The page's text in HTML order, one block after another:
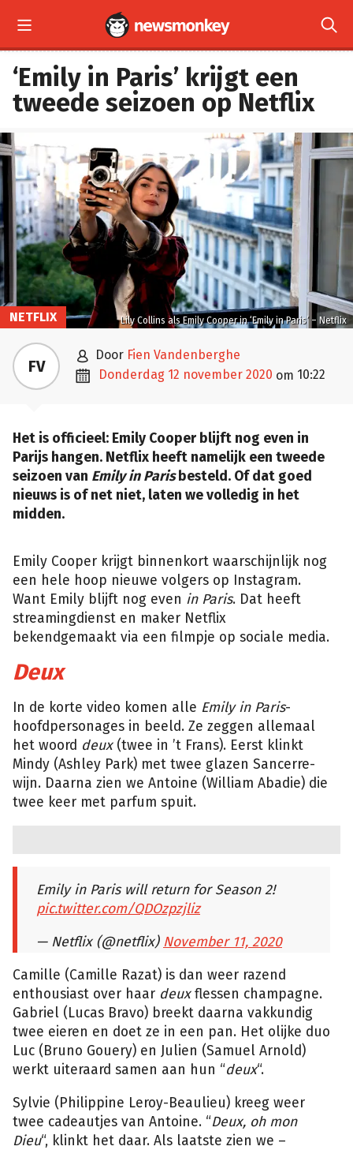
 
‘Emily in Paris’ krijgt een
tweede seizoen op Netflix
Lily Collins als Emily Cooper in ‘Emily in Paris’ – Netflix
NETFLIX
FV  door Fien Vandenberghe
 donderdag 12 november 2020 om 10:22
Het is officieel: Emily Cooper blijft nog even in
Parijs hangen. Netflix heeft namelijk een tweede
seizoen van Emily in Parisbesteld. Of dat goed
nieuws is of net niet, laten we volledig in het
midden.
Emily Cooper krijgt binnenkort waarschijnlijk nog
een hele hoop nieuwe volgers op Instagram.
Want Emily blijft nog even in Paris. Dat heeft
streamingdienst en maker Netflix
bekendgemaakt via een filmpje op sociale media.
Deux
In de korte video komen alle Emily in Paris-
hoofdpersonages in beeld. Ze zeggen allemaal
het woord deux(twee in ’t Frans). Eerst klinkt
Mindy (Ashley Park) met twee glazen Sancerre-
wijn. Daarna zien we Antoine (William Abadie) die
twee keer met parfum spuit.
Emily in Paris will return for Season 2!
pic.twitter.com/QDOzpzjliz
— Netflix (@netflix) November 11, 2020
Camille (Camille Razat) is dan weer razend
enthousiast over haar deuxflessen champagne.
Gabriel (Lucas Bravo) breekt daarna vakkundig
twee eieren en doet ze in een pan. Het olijke duo
Luc (Bruno Gouery) en Julien (Samuel Arnold)
werkt uiteraard samen aan hun “deux“.
Sylvie (Philippine Leroy-Beaulieu) kreeg weer
twee cadeautjes van Antoine. “Deux, oh mon
Dieu“, klinkt het daar. Als laatste zien we –